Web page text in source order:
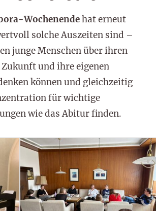
Wochenendehat erneut
solche Auszeiten sind –
junge Menschen über ihren
und ihre eigenen
können und gleichzeitig
für wichtige
wie das Abitur finden.